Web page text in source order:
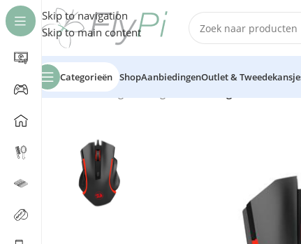
Skip to navigation
Skip to main content
Categorieën ShopAanbiedingenOutlet &
Home/Gaming